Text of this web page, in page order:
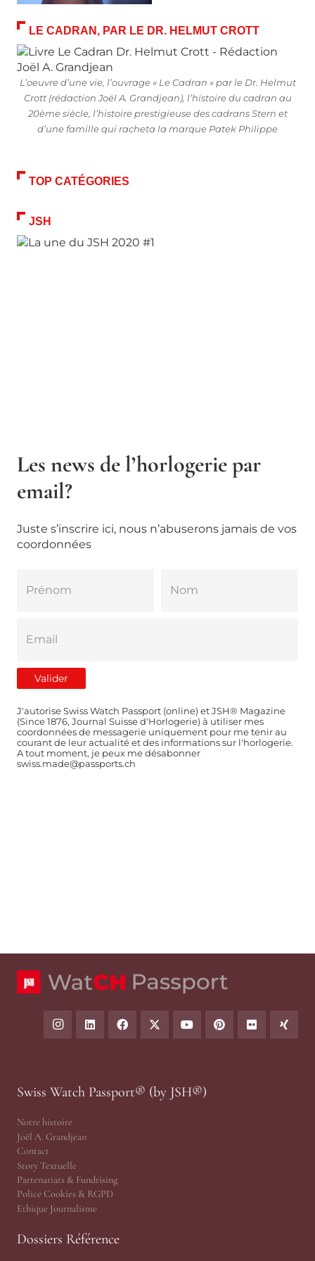
LE CADRAN, PAR LE DR. HELMUT CROTT
L’oeuvre d’une vie, l’ouvrage « Le Cadran » par le Dr. Helmut
Crott (rédaction Joël A. Grandjean), l’histoire du cadran au
20ème siècle, l’histoire prestigieuse des cadrans Stern et
d’une famille qui racheta la marque Patek Philippe
TOP CATÉGORIES
JSH
Les news de l’horlogerie par
email?
Juste s’inscrire ici, nous n’abuserons jamais de vos
coordonnées
J'autorise Swiss Watch Passport (online) et JSH® Magazine
(Since 1876, Journal Suisse d'Horlogerie) à utiliser mes
coordonnées de messagerie uniquement pour me tenir au
courant de leur actualité et des informations sur l'horlogerie.
A tout moment, je peux me désabonner
swiss.made@passports.ch
Swiss Watch Passport® (by JSH®)
Notre histoire
Joël A. Grandjean
Contact
Story Textuelle
Partenariats & Fundrising
Police Cookies & RGPD
Ethique Journalisme
Dossiers Référence